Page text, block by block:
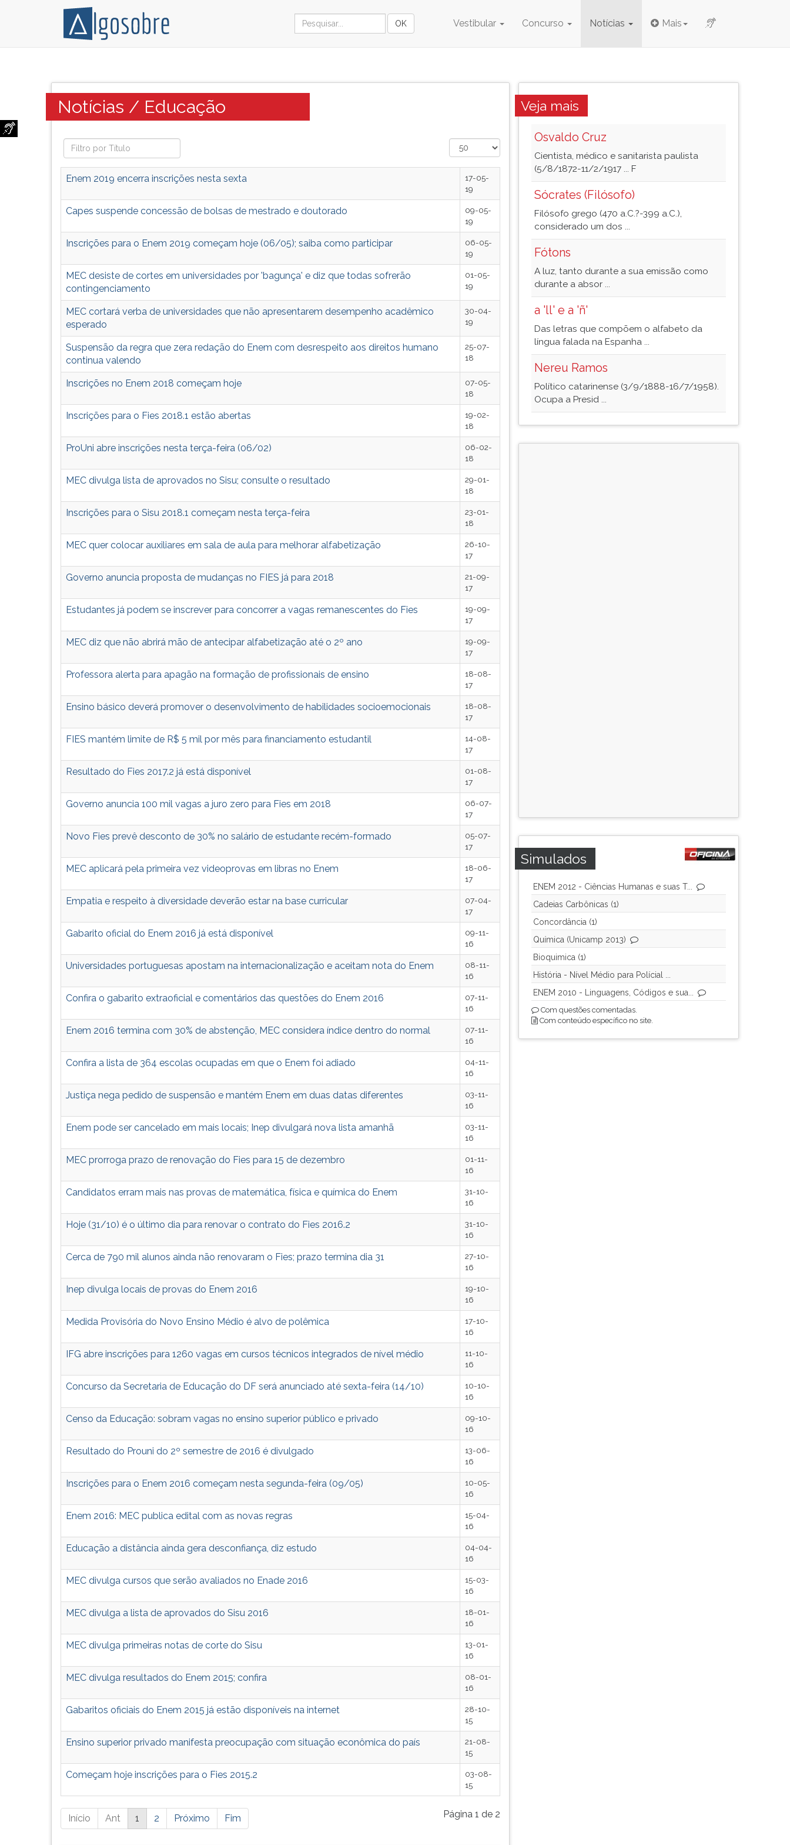
Vestibular Concurso Notícias Mais
que
serão
F
para
Categoria:
Notícias / Educação
Enem 2019 encerra inscrições nesta sexta
17-05-
19
Capes suspende concessão de bolsas de mestrado e doutorado
09-05-
19
Inscrições para o Enem 2019 começam hoje (06/05); saiba como participar
06-05-
19
MEC desiste de cortes em universidades por 'bagunça' e diz que todas sofrerão
contingenciamento
01-05-
19
MEC cortará verba de universidades que não apresentarem desempenho acadêmico
esperado
30-04-
19
Suspensão da regra que zera redação do Enem com desrespeito aos direitos humano
continua valendo
25-07-
18
Inscrições no Enem 2018 começam hoje
07-05-
18
Inscrições para o Fies 2018.1 estão abertas
19-02-
18
ProUni abre inscrições nesta terça-feira (06/02)
06-02-
18
MEC divulga lista de aprovados no Sisu; consulte o resultado
29-01-
18
Inscrições para o Sisu 2018.1 começam nesta terça-feira
23-01-
18
MEC quer colocar auxiliares em sala de aula para melhorar alfabetização
26-10-
17
Governo anuncia proposta de mudanças no FIES já para 2018
21-09-
17
Estudantes já podem se inscrever para concorrer a vagas remanescentes do Fies
19-09-
17
MEC diz que não abrirá mão de antecipar alfabetização até o 2º ano
19-09-
17
Professora alerta para apagão na formação de profissionais de ensino
18-08-
17
Ensino básico deverá promover o desenvolvimento de habilidades socioemocionais
18-08-
17
FIES mantém limite de R$ 5 mil por mês para financiamento estudantil
14-08-
17
Resultado do Fies 2017.2 já está disponível
01-08-
17
Governo anuncia 100 mil vagas a juro zero para Fies em 2018
06-07-
17
Novo Fies prevê desconto de 30% no salário de estudante recém-formado
05-07-
17
MEC aplicará pela primeira vez videoprovas em libras no Enem
18-06-
17
Empatia e respeito à diversidade deverão estar na base curricular
07-04-
17
Gabarito oficial do Enem 2016 já está disponível
09-11-
16
Universidades portuguesas apostam na internacionalização e aceitam nota do Enem
08-11-
16
Confira o gabarito extraoficial e comentários das questões do Enem 2016
07-11-
16
Enem 2016 termina com 30% de abstenção, MEC considera índice dentro do normal
07-11-
16
Confira a lista de 364 escolas ocupadas em que o Enem foi adiado
04-11-
16
Justiça nega pedido de suspensão e mantém Enem em duas datas diferentes
03-11-
16
Enem pode ser cancelado em mais locais; Inep divulgará nova lista amanhã
03-11-
16
MEC prorroga prazo de renovação do Fies para 15 de dezembro
01-11-
16
Candidatos erram mais nas provas de matemática, física e química do Enem
31-10-
16
Hoje (31/10) é o último dia para renovar o contrato do Fies 2016.2
31-10-
16
Cerca de 790 mil alunos ainda não renovaram o Fies; prazo termina dia 31
27-10-
16
Inep divulga locais de provas do Enem 2016
19-10-
16
Medida Provisória do Novo Ensino Médio é alvo de polêmica
17-10-
16
IFG abre inscrições para 1260 vagas em cursos técnicos integrados de nível médio
11-10-
16
Concurso da Secretaria de Educação do DF será anunciado até sexta-feira (14/10)
10-10-
16
Censo da Educação: sobram vagas no ensino superior público e privado
09-10-
16
Resultado do Prouni do 2º semestre de 2016 é divulgado
13-06-
16
Inscrições para o Enem 2016 começam nesta segunda-feira (09/05)
10-05-
16
Enem 2016: MEC publica edital com as novas regras
15-04-
16
Educação a distância ainda gera desconfiança, diz estudo
04-04-
16
MEC divulga cursos que serão avaliados no Enade 2016
15-03-
16
MEC divulga a lista de aprovados do Sisu 2016
18-01-
16
MEC divulga primeiras notas de corte do Sisu
13-01-
16
MEC divulga resultados do Enem 2015; confira
08-01-
16
Gabaritos oficiais do Enem 2015 já estão disponíveis na internet
28-10-
15
Ensino superior privado manifesta preocupação com situação econômica do país
21-08-
15
Começam hoje inscrições para o Fies 2015.2
03-08-
15
Página 1 de 2
Está
página
Início Ant 1 2 Próximo Fim
Veja mais
Osvaldo Cruz
Cientista, médico e sanitarista paulista
(5/8/1872-11/2/1917 ... F
Sócrates (Filósofo)
Filósofo grego (470 a.C.?-399 a.C.),
considerado um dos ...
Fótons
A luz, tanto durante a sua emissão como
durante a absor ...
a 'll' e a 'ñ'
Das letras que compõem o alfabeto da
língua falada na Espanha ...
Nereu Ramos
Político catarinense (3/9/1888-16/7/1958).
Ocupa a Presid ...
Simulados
ENEM 2012 - Ciências Humanas e suas T...
Cadeias Carbônicas (1)
Concordância (1)
Química (Unicamp 2013)
Bioquimica (1)
História - Nível Médio para Polícial ...
ENEM 2010 - Linguagens, Códigos e sua...
Com questões comentadas.
Com conteúdo específico no site.